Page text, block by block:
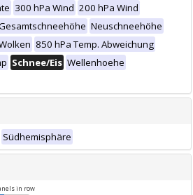
300 hPa Wind 200 hPa Wind
Neuschneehöhe
850 hPa Temp. Abweichung
Schnee/Eis Wellenhoehe
Südhemisphäre
in row